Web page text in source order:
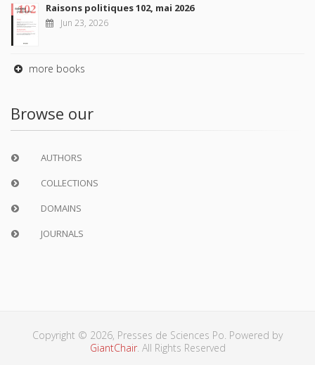
Raisons politiques 102, mai 2026
Jun 23, 2026
more books
Browse our
AUTHORS
COLLECTIONS
DOMAINS
JOURNALS
Copyright © 2026, Presses de Sciences Po. Powered by
GiantChair. All Rights Reserved